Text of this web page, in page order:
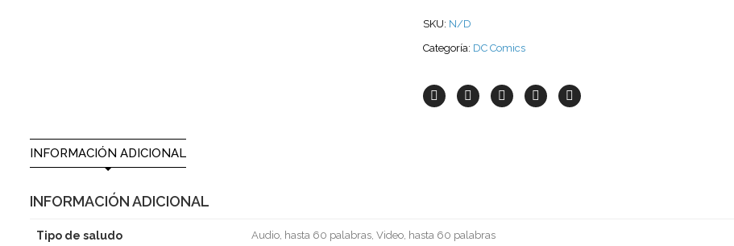
SKU: N/D
Categoría: DC Comics
INFORMACIÓN ADICIONAL
INFORMACIÓN ADICIONAL
Tipo de saludo Audio, hasta 60 palabras, Video, hasta 60 palabras